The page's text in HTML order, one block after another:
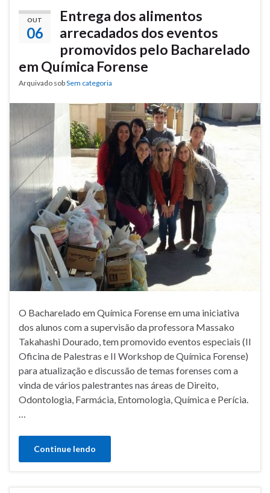
OUT
06
Entrega dos alimentos
arrecadados dos eventos
promovidos pelo Bacharelado
em Química Forense
Arquivado sobSem categoria
O Bacharelado em Química Forense em uma iniciativa
dos alunos com a supervisão da professora Massako
Takahashi Dourado, tem promovido eventos especiais (II
Oficina de Palestras e II Workshop de Química Forense)
para atualização e discussão de temas forenses com a
vinda de vários palestrantes nas áreas de Direito,
Odontologia, Farmácia, Entomologia, Química e Perícia.
Continue lendo